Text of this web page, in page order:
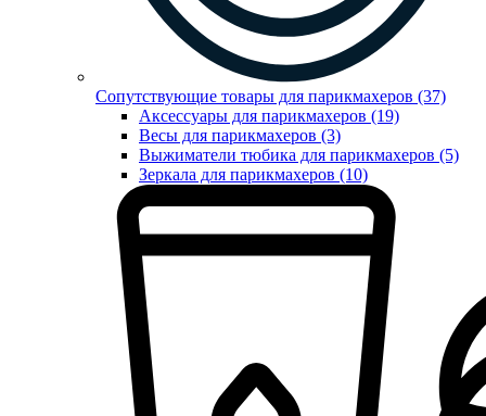
Сопутствующие товары для парикмахеров (37)
Аксессуары для парикмахеров (19)
Весы для парикмахеров (3)
Выжиматели тюбика для парикмахеров (5)
Зеркала для парикмахеров (10)